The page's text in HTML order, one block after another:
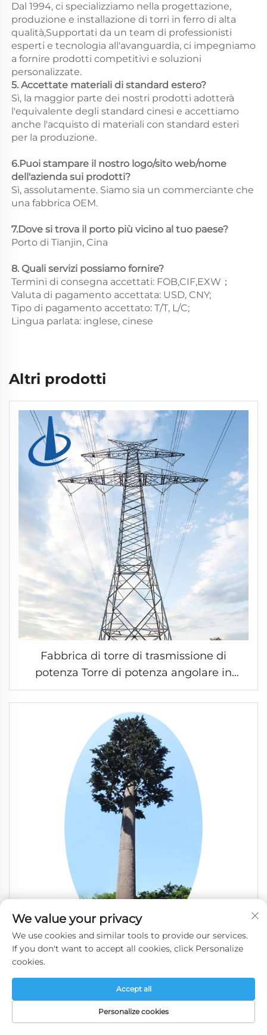
Dal 1994, ci specializziamo nella progettazione,
produzione e installazione di torri in ferro di alta
qualità,Supportati da un team di professionisti
esperti e tecnologia all'avanguardia, ci impegniamo
a fornire prodotti competitivi e soluzioni
personalizzate.
5. Accettate materiali di standard estero?
Sì, la maggior parte dei nostri prodotti adotterà
l'equivalente degli standard cinesi e accettiamo
anche l'acquisto di materiali con standard esteri
per la produzione.
6.Puoi stampare il nostro logo/sito web/nome
dell'azienda sui prodotti?
Sì, assolutamente. Siamo sia un commerciante che
una fabbrica OEM.
7.Dove si trova il porto più vicino al tuo paese?
Porto di Tianjin, Cina
8. Quali servizi possiamo fornire?
Termini di consegna accettati: FOB,CIF,EXW；
Valuta di pagamento accettata: USD, CNY;
Tipo di pagamento accettato: T/T, L/C;
Lingua parlata: inglese, cinese
Altri prodotti
Fabbrica di torre di trasmissione di
potenza Torre di potenza angolare in
acciaio Torre di trasmissione elettrica in
acciaio
torre di Comunicazione Monopolo Bionico
Bellezza per Antenne
We value your privacy
We use cookies and similar tools to provide our services.
If you don't want to accept all cookies, click Personalize
cookies.
Personalize cookies
Accept all